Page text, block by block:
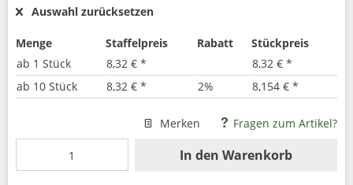
Auswahl zurücksetzen
Menge Staffelpreis Rabatt
Stückpreis
ab 1 Stück 8,32 € *
8,32 € *
ab 10 Stück 8,32 € * 2% 8,154 € *
Merken Fragen zum Artikel?
In den Warenkorb